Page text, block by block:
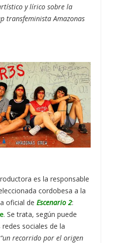
y lírico sobre la
transfeminista Amazonas
es la responsable
cordobesa a la
oficial de Escenario 2:
. Se trata, según puede
redes sociales de la
“un recorrido por el origen